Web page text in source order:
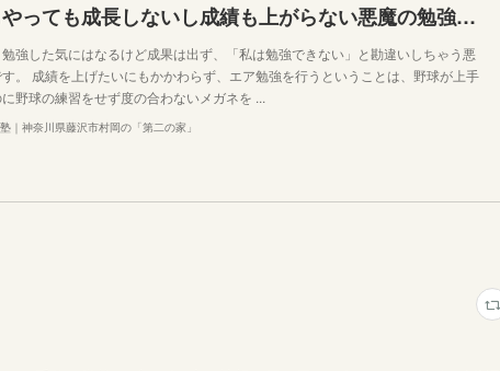
やってもやっても成長しないし成績も上がらない悪魔の勉強法「エア勉強」まとめ
強した気にはなるけど成果は出ず、「私は勉強できない」と勘違いしちゃう悪
。 成績を上げたいにもかかわらず、エア勉強を行うということは、野球が上手
野球の練習をせず度の合わないメガネを ...
｜神奈川県藤沢市村岡の「第二の家」